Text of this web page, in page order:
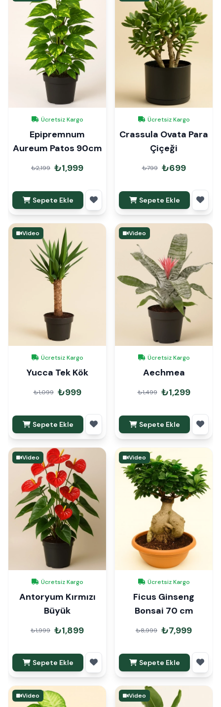
Ücretsiz Kargo
Epipremnum
Aureum Patos 90cm
₺2,199 ₺1,999
Sepete Ekle
Ücretsiz Kargo
Crassula Ovata Para
Çiçeği
₺799 ₺699
Sepete Ekle
Video
Ücretsiz Kargo
Yucca Tek Kök
₺1,099 ₺999
Sepete Ekle
Video
Ücretsiz Kargo
Aechmea
₺1,499 ₺1,299
Sepete Ekle
Video
Ücretsiz Kargo
Antoryum Kırmızı
Büyük
₺1,999 ₺1,899
Sepete Ekle
Video
Ücretsiz Kargo
Ficus Ginseng
Bonsai 70 cm
₺8,999 ₺7,999
Sepete Ekle
Video Video